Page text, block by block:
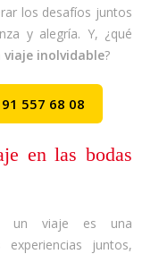
los desafíos juntos
y alegría. Y, ¿qué
viaje inolvidable?
91 557 68 08
en las bodas
un viaje es una
juntos,